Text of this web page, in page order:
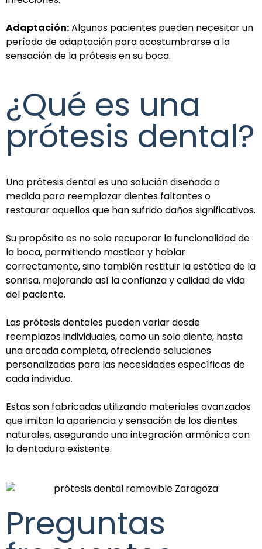
Adaptación:Algunos pacientes pueden necesitar un
período de adaptación para acostumbrarse a la
sensación de la prótesis en su boca.
¿Qué es una
prótesis dental?
Una prótesis dental es una solución diseñada a
medida para reemplazar dientes faltantes o
restaurar aquellos que han sufrido daños significativos.
Su propósito es no solo recuperar la funcionalidad de
la boca, permitiendo masticar y hablar
correctamente, sino también restituir la estética de la
sonrisa, mejorando así la confianza y calidad de vida
del paciente.
Las prótesis dentales pueden variar desde
reemplazos individuales, como un solo diente, hasta
una arcada completa, ofreciendo soluciones
personalizadas para las necesidades específicas de
cada individuo.
Estas son fabricadas utilizando materiales avanzados
que imitan la apariencia y sensación de los dientes
naturales, asegurando una integración armónica con
la dentadura existente.
Preguntas